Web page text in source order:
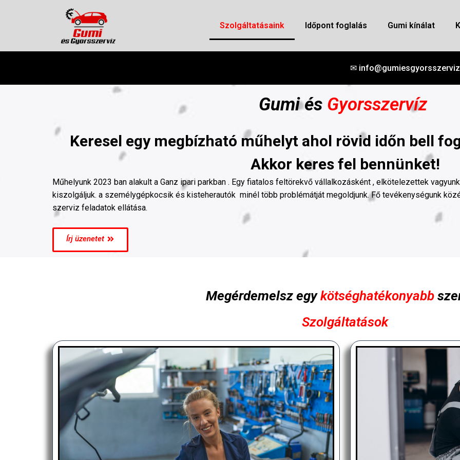
Szolgáltatásaink ldőpont foglalás Gumi kínálat
✉
Gumi és Gyorsszervíz
Keresel egy megbízható műhelyt ahol rövid időn bell
Akkor keres fel bennünket!
Műhelyunk 2023 ban alakult a Ganz ipari parkban . Egy fiatalos feltörekvő vállalkozásként , elkötelezettek
kiszolgáljuk. a személygépkocsik és kisteherautók minél több problémátját megoldjunk. Fő tevékenységunk
szerviz feladatok ellátása.
Írj üzenetet
Megérdemelsz egy
jobbkötséghatékonyabb
Szolgáltatások